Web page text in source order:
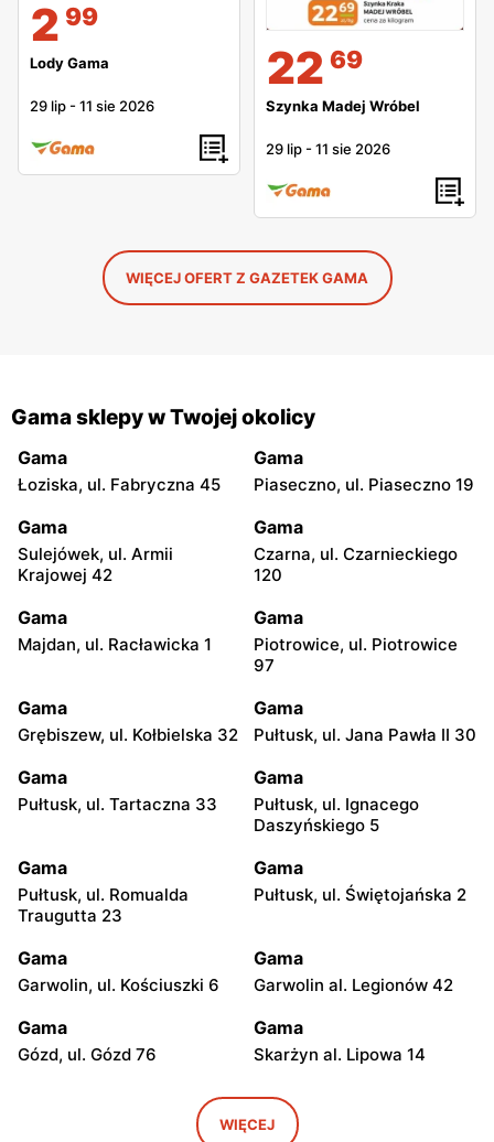
2 99
Lody Gama
29 lip -11 sie 2026
22 69
Szynka Madej Wróbel
29 lip -11 sie 2026
WIĘCEJ OFERT Z GAZETEK GAMA
Gama sklepy w Twojej okolicy
Gama
Łoziska, ul. Fabryczna 45
Gama
Piaseczno, ul. Piaseczno 19
Gama
Sulejówek, ul. Armii
Krajowej 42
Gama
Czarna, ul. Czarnieckiego
120
Gama
Majdan, ul. Racławicka 1
Gama
Piotrowice, ul. Piotrowice
97
Gama
Grębiszew, ul. Kołbielska 32
Gama
Pułtusk, ul. Jana Pawła II 30
Gama
Pułtusk, ul. Tartaczna 33
Gama
Pułtusk, ul. Ignacego
Daszyńskiego 5
Gama
Pułtusk, ul. Romualda
Traugutta 23
Gama
Pułtusk, ul. Świętojańska 2
Gama
Garwolin, ul. Kościuszki 6
Gama
Garwolin al. Legionów 42
Gama
Gózd, ul. Gózd 76
Gama
Skarżyn al. Lipowa 14
Stare Gumino, ul. Stare
Gama
Mogielnica, ul. Rynek 9
WIĘCEJ